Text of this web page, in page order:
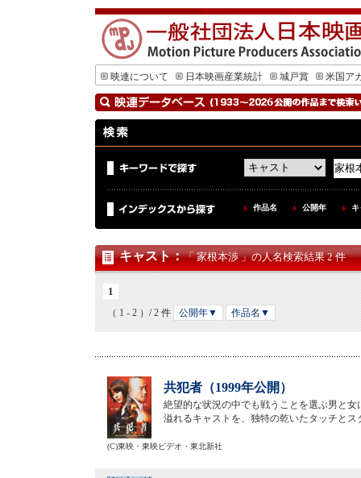
映連について 日本映画産業統計 城戸賞 米国ア
作品名 公開年
キャスト：「 家根本渉 」の人名検索結果 2 件
1
（ 1 - 2 ）/ 2 件 公開年▼ 作品名▼
共犯者（1999年公開）
絶望的な状況の中でも戦うことを選ぶ男と
溢れるキャストを、独特の乾いたタッチと
(C)東映・東映ビデオ・東北新社